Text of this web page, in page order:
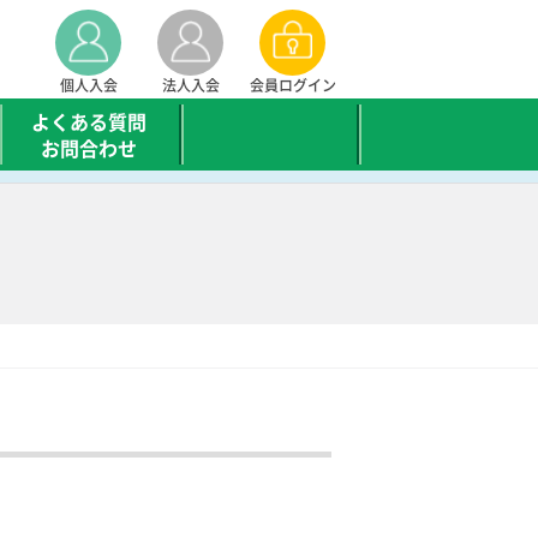
個人入会 法人入会 会員ログイン
よくある質問
お問合わせ